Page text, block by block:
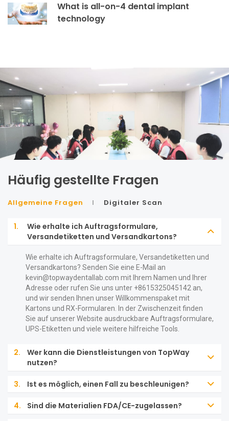
What is all-on-4 dental implant
technology
Häufig gestellte Fragen
Allgemeine Fragen Digitaler Scan
1.
Wie erhalte ich Auftragsformulare,
Versandetiketten und Versandkartons?
Wie erhalte ich Auftragsformulare, Versandetiketten und
Versandkartons? Senden Sie eine E-Mail an
kevin@topwaydentallab.com mit Ihrem Namen und Ihrer
Adresse oder rufen Sie uns unter +8615325045142 an,
und wir senden Ihnen unser Willkommenspaket mit
Kartons und RX-Formularen. In der Zwischenzeit finden
Sie auf unserer Website ausdruckbare Auftragsformulare,
UPS-Etiketten und viele weitere hilfreiche Tools.
2.
Wer kann die Dienstleistungen von TopWay
nutzen?
3. Ist es möglich, einen Fall zu beschleunigen?
4. Sind die Materialien FDA/CE-zugelassen?